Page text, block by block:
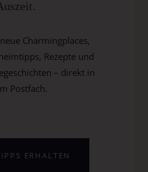
Charmingplaces,
Rezepte und
– direkt in
Postfach.
ERHALTEN